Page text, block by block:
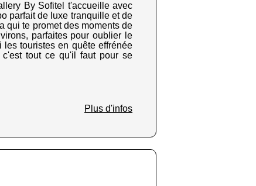
By Sofitel t'accueille avec
parfait de luxe tranquille et de
qui te promet des moments de
parfaites pour oublier le
touristes en quête effrénée
tout ce qu'il faut pour se
Plus d'infos